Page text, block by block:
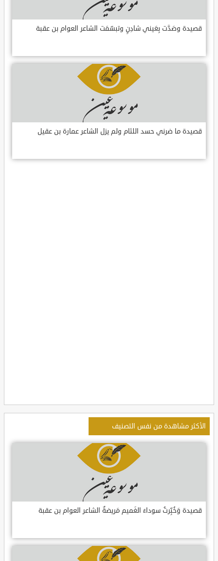
قصيدة وصَدَّت بِعَيني شادِنٍ وتبسّمَت الشاعر العوام بن عقبة
قصيدة ما ضرني حسد اللئام ولم يزل الشاعر عمارة بن عقيل
الأكثر مشاهدة من نفس التصنيف
قصيدة وَخُبِّرتُ سوداءَ الغَميم مَريضةٌ الشاعر العوام بن عقبة